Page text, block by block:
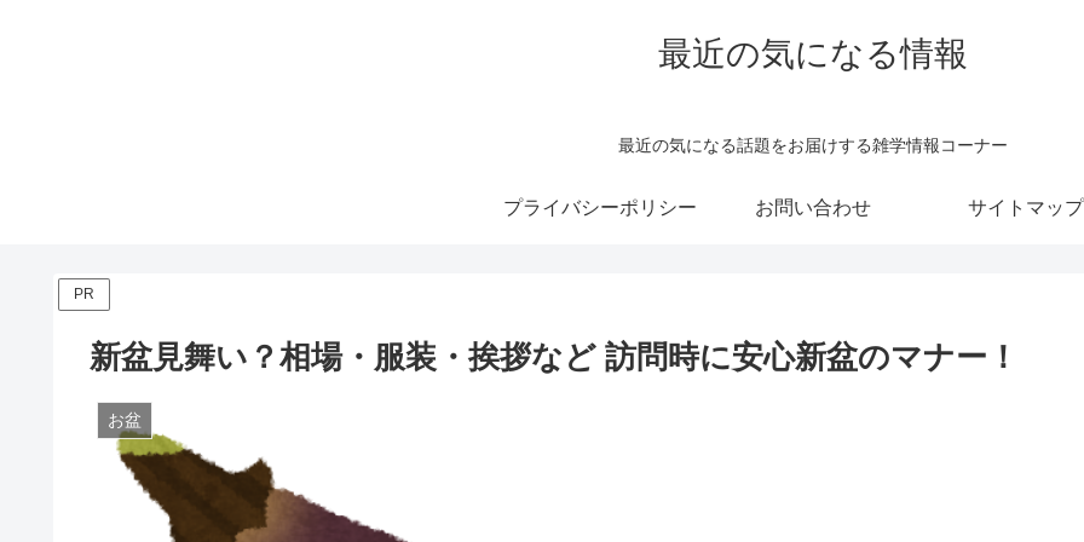
最近の気になる情報
最近の気になる話題をお届けする雑学情報コーナー
プライバシーポリシー お問い合わせ サイトマップ
PR
新盆見舞い？相場・服装・挨拶など 訪問時に安心新盆のマナー！
お盆